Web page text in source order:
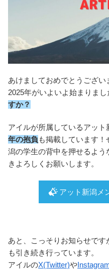
あけましておめでとうござい
2025年がいよいよ始まりまし
すか？
アイルが所属しているアット
年の抱負 も掲載しています
潟の学生の背中を押せるよ
きよろしくお願いします。
アット新潟メ
あと、こっそりお知らせで
も引き続き行っています。
アイルのX(Twitter)や